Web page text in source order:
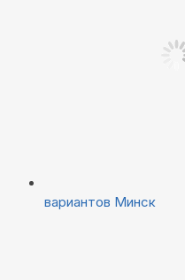
вариантов Минск